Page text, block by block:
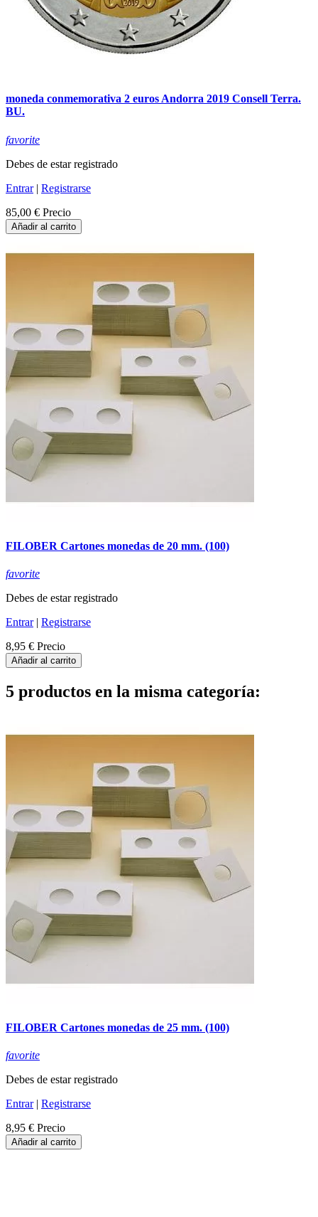
moneda conmemorativa 2 euros Andorra 2019 Consell Terra.
BU.
favorite
Debes de estar registrado
Entrar| Registrarse
85,00 € Precio
Añadir al carrito
FILOBER Cartones monedas de 20 mm. (100)
favorite
Debes de estar registrado
Entrar| Registrarse
8,95 € Precio
Añadir al carrito
5 productos en la misma categoría:
FILOBER Cartones monedas de 25 mm. (100)
favorite
Debes de estar registrado
Entrar| Registrarse
8,95 € Precio
Añadir al carrito